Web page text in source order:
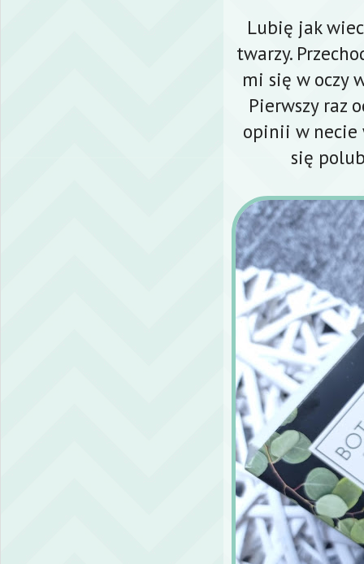
Lubię jak
twarzy.
mi się w oczy
Pierwszy raz
opinii w necie
się